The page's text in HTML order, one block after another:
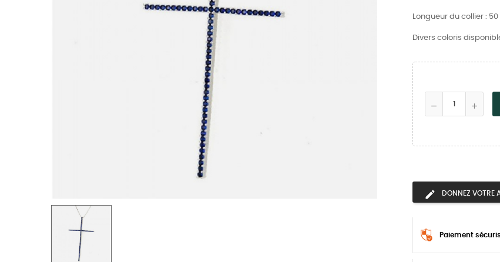
Longueur du collier :
Divers coloris
DONNEZ VOTRE
Paiement